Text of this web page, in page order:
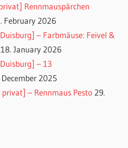
Rennmauspärchen
February 2026
– Farbmäuse: Feivel &
18. January 2026
– 13
December 2025
– Rennmaus Pesto 29.